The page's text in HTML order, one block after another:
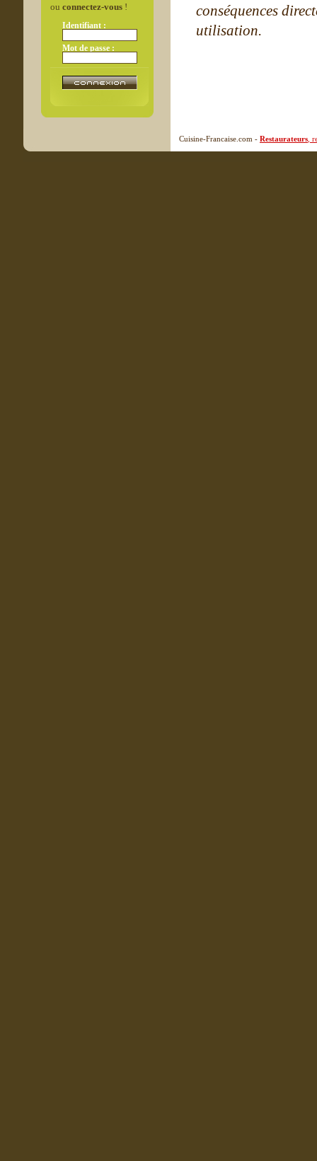
ou connectez-vous!
Identifiant :
Mot de passe :
conséquences
utilisation.
Cuisine-Francaise.com - Restaurateurs ,